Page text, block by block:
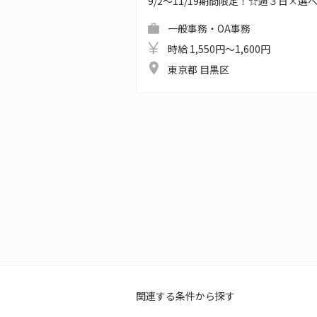
一般事務・OA事務
時給 1,550円～1,600円
東京都 目黒区
関連する条件から探す